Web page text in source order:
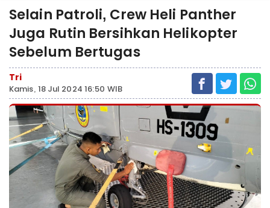
Selain Patroli, Crew Heli Panther
Juga Rutin Bersihkan Helikopter
Sebelum Bertugas
Tri
Kamis, 18 Jul 2024 16:50 WIB